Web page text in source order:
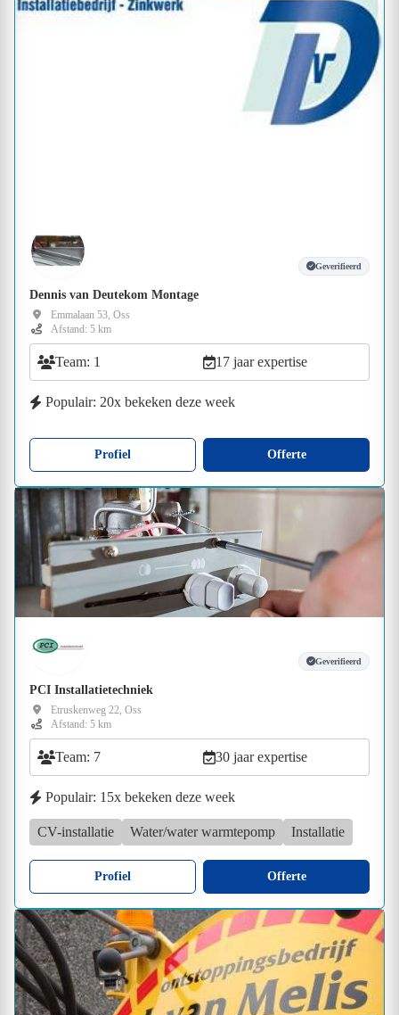
Geverifieerd
Dennis van Deutekom Montage
Emmalaan 53, Oss
Afstand: 5 km
Team: 1 17 jaar expertise
Populair: 20x bekeken deze week
Profiel Offerte
Geverifieerd
PCI Installatietechniek
Etruskenweg 22, Oss
Afstand: 5 km
Team: 7 30 jaar expertise
Populair: 15x bekeken deze week
CV-installatie Water/water warmtepomp Installatie
Profiel Offerte